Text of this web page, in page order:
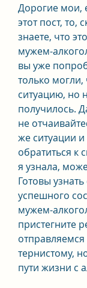
Дорогие мои,
этот пост, то,
знаете, что
мужем-
вы уже
только
ситуацию, но
получилось.
не
же ситуации
обратиться к
я узнала,
Готовы
успешного
мужем-
пристегните
тернистому,
пути жизни с